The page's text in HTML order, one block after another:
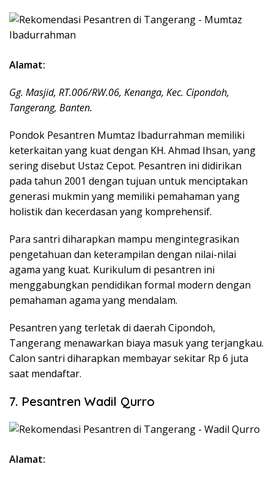
Alamat:
Gg. Masjid, RT.006/RW.06, Kenanga, Kec. Cipondoh,
Tangerang, Banten.
Pondok Pesantren Mumtaz Ibadurrahman memiliki
keterkaitan yang kuat dengan KH. Ahmad Ihsan, yang
sering disebut Ustaz Cepot. Pesantren ini didirikan
pada tahun 2001 dengan tujuan untuk menciptakan
generasi mukmin yang memiliki pemahaman yang
holistik dan kecerdasan yang komprehensif.
Para santri diharapkan mampu mengintegrasikan
pengetahuan dan keterampilan dengan nilai-nilai
agama yang kuat. Kurikulum di pesantren ini
menggabungkan pendidikan formal modern dengan
pemahaman agama yang mendalam.
Pesantren yang terletak di daerah Cipondoh,
Tangerang menawarkan biaya masuk yang terjangkau.
Calon santri diharapkan membayar sekitar Rp 6 juta
saat mendaftar.
7. Pesantren Wadil Qurro
Alamat: